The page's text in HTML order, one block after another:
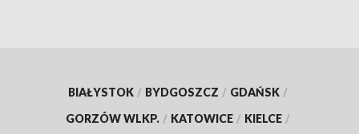
BIAŁYSTOK / BYDGOSZCZ / GDAŃSK /
GORZÓW WLKP. / KATOWICE / KIELCE /